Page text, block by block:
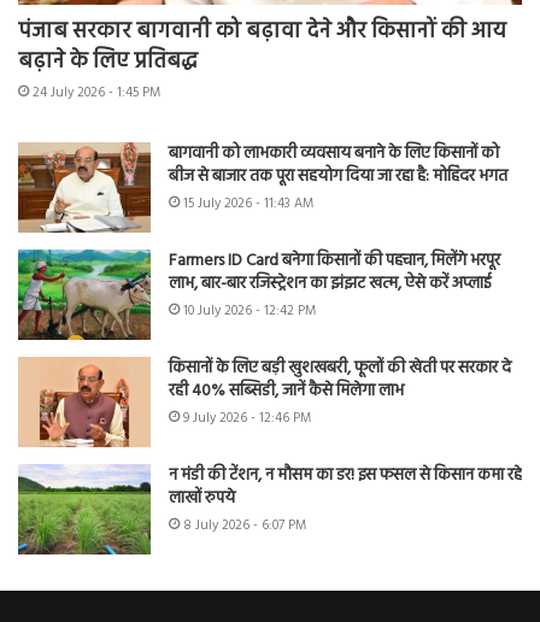
पंजाब सरकार बागवानी को बढ़ावा देने और किसानों की आय
बढ़ाने के लिए प्रतिबद्ध
24 July 2026 - 1:45 PM
बागवानी को लाभकारी व्यवसाय बनाने के लिए किसानों को
बीज से बाजार तक पूरा सहयोग दिया जा रहा है: मोहिंदर भगत
15 July 2026 - 11:43 AM
Farmers ID Card बनेगा किसानों की पहचान, मिलेंगे भरपूर
लाभ, बार-बार रजिस्ट्रेशन का झंझट खत्म, ऐसे करें अप्लाई
10 July 2026 - 12:42 PM
किसानों के लिए बड़ी खुशखबरी, फूलों की खेती पर सरकार दे
रही 40% सब्सिडी, जानें कैसे मिलेगा लाभ
9 July 2026 - 12:46 PM
न मंडी की टेंशन, न मौसम का डर! इस फसल से किसान कमा रहे
लाखों रुपये
8 July 2026 - 6:07 PM